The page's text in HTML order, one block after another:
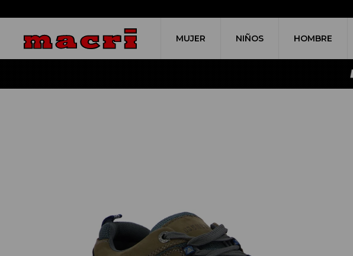
MUJER NIÑOS HOMBRE